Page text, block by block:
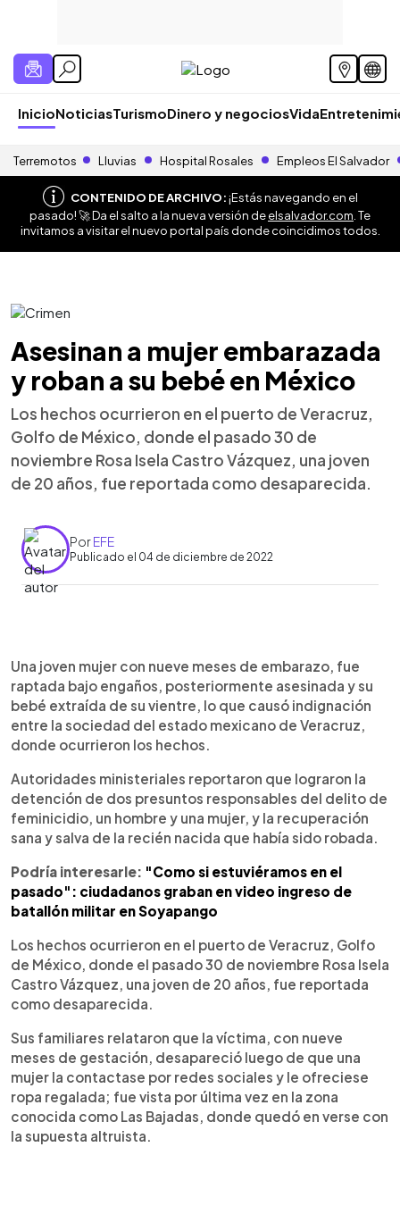
InicioNoticiasTurismoDinero y negociosVida
Terremotos Lluvias Hospital Rosales Empleos El Salvador
CONTENIDO DE ARCHIVO:¡Estás navegando en el
pasado! 🚀 Da el salto a la nueva versión deelsalvador.com . Te
invitamos a visitar el nuevo portal país donde coincidimos todos.
Asesinan a mujer embarazada
y roban a su bebé en México
Los hechos ocurrieron en el puerto de Veracruz,
Golfo de México, donde el pasado 30 de
noviembre Rosa Isela Castro Vázquez, una joven
de 20 años, fue reportada como desaparecida.
PorEFE
Publicado el 04 de diciembre de 2022
Escuchar artículo
Una joven mujer con nueve meses de embarazo, fue
raptada bajo engaños, posteriormente asesinada y su
bebé extraída de su vientre, lo que causó indignación
entre la sociedad del estado mexicano de Veracruz,
donde ocurrieron los hechos.
Autoridades ministeriales reportaron que lograron la
detención de dos presuntos responsables del delito de
feminicidio, un hombre y una mujer, y la recuperación
sana y salva de la recién nacida que había sido robada.
Podría interesarle: "Como si estuviéramos en el
pasado": ciudadanos graban en video ingreso de
batallón militar en Soyapango
Los hechos ocurrieron en el puerto de Veracruz, Golfo
de México, donde el pasado 30 de noviembre Rosa Isela
Castro Vázquez, una joven de 20 años, fue reportada
como desaparecida.
Sus familiares relataron que la víctima, con nueve
meses de gestación, desapareció luego de que una
mujer la contactase por redes sociales y le ofreciese
ropa regalada; fue vista por última vez en la zona
conocida como Las Bajadas, donde quedó en verse con
la supuesta altruista.